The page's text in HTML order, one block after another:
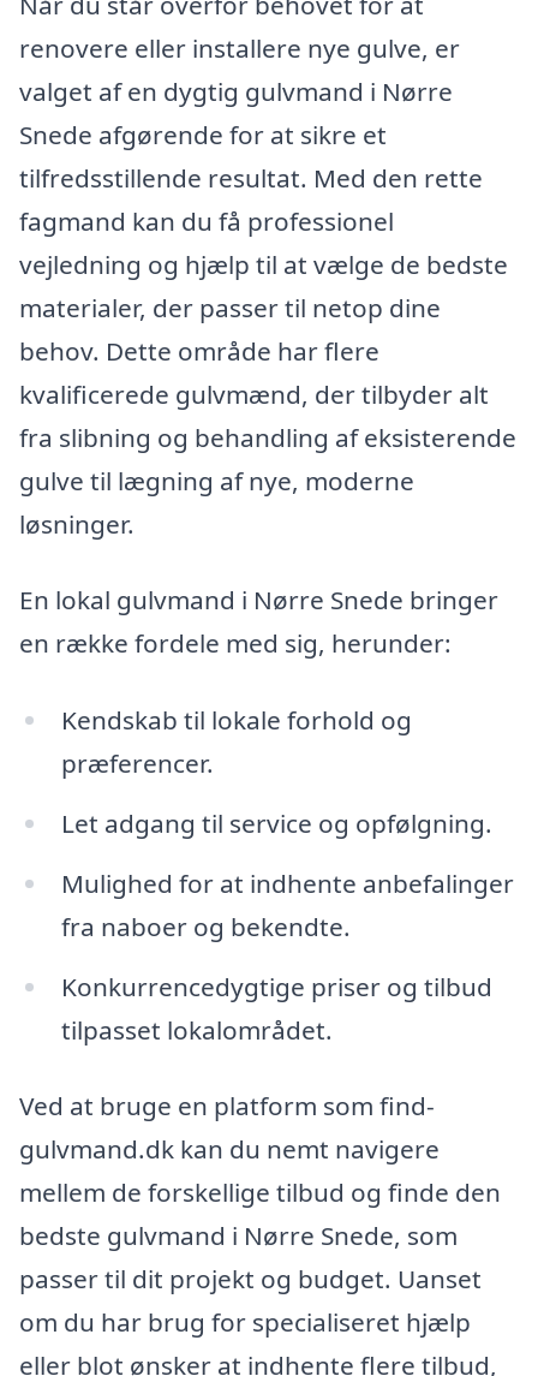
renovere eller installere nye gulve, er
valget af en dygtig gulvmand i Nørre
Snede afgørende for at sikre et
tilfredsstillende resultat. Med den rette
fagmand kan du få professionel
vejledning og hjælp til at vælge de bedste
materialer, der passer til netop dine
behov. Dette område har flere
kvalificerede gulvmænd, der tilbyder alt
fra slibning og behandling af eksisterende
gulve til lægning af nye, moderne
løsninger.
En lokal gulvmand i Nørre Snede bringer
en række fordele med sig, herunder:
Kendskab til lokale forhold og
præferencer.
Let adgang til service og opfølgning.
Mulighed for at indhente anbefalinger
fra naboer og bekendte.
Konkurrencedygtige priser og tilbud
tilpasset lokalområdet.
Ved at bruge en platform som find-
gulvmand.dk kan du nemt navigere
mellem de forskellige tilbud og finde den
bedste gulvmand i Nørre Snede, som
passer til dit projekt og budget. Uanset
om du har brug for specialiseret hjælp
eller blot ønsker at indhente flere tilbud,